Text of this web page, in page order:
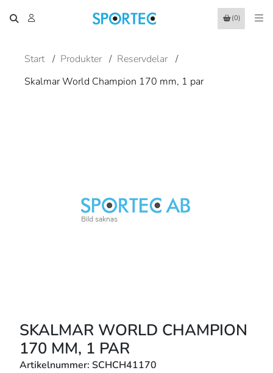
(0)
Start / Produkter / Reservdelar /
Skalmar World Champion 170 mm, 1 par
SKALMAR WORLD CHAMPION
170 MM, 1 PAR
Artikelnummer: SCHCH41170